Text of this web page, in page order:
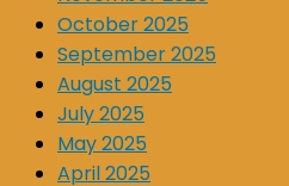
October 2025
September 2025
August 2025
July 2025
May 2025
April 2025